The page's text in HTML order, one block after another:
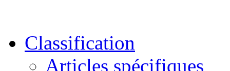
Classification
Articles spécifiques